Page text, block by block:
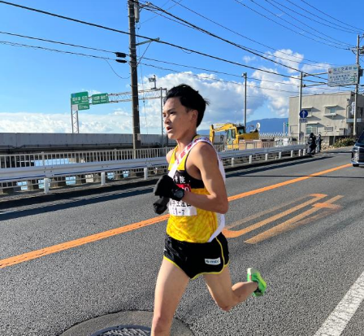
入試情報サイト
2026年9月入学者向け 新入生サイト
MGグッズ オンラインショップ
（外部サイト）
アクセス
キャンパス
案内
入試情報